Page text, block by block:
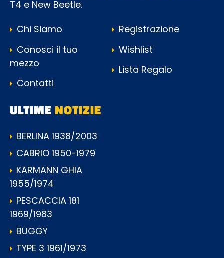
T4 e New Beetle.
Chi Siamo
Conosci il tuo
mezzo
Contatti
Registrazione
Wishlist
Lista Regalo
ULTIMENOTIZIE
BERLINA 1938/2003
CABRIO 1950-1979
KARMANN GHIA
1955/1974
PESCACCIA 181
1969/1983
BUGGY
TYPE 3 1961/1973